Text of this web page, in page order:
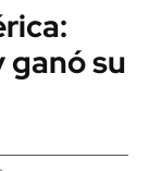
ganó su